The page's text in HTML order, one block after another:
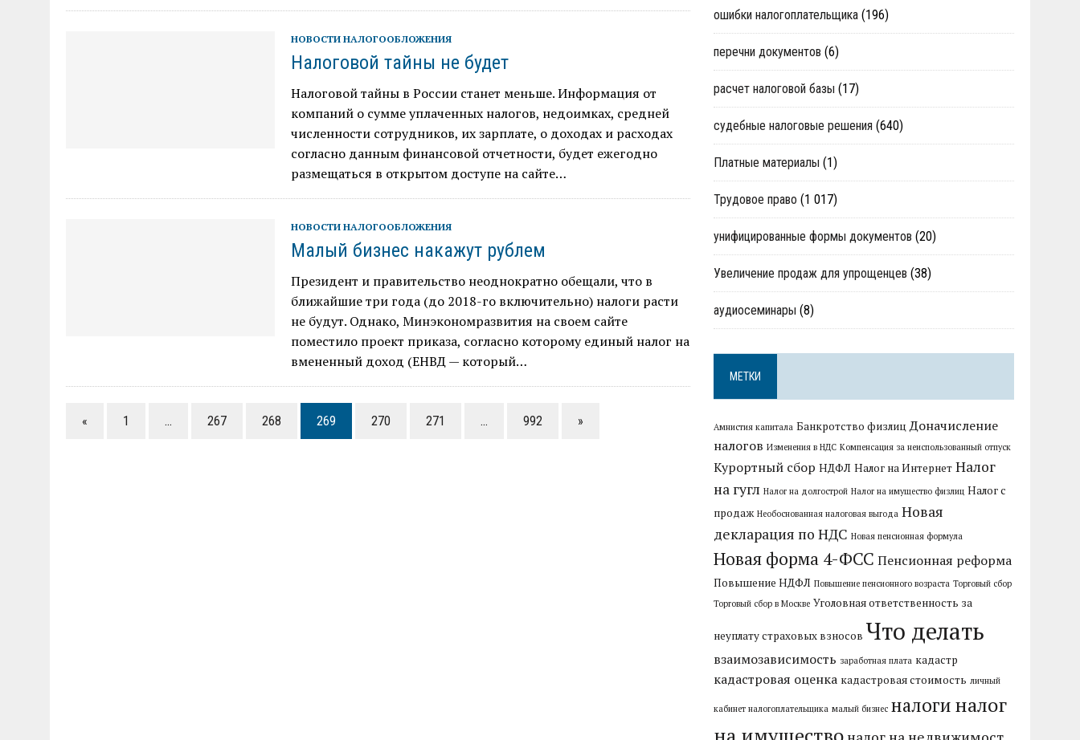
НОВОСТИ НАЛОГООБЛОЖЕНИЯ
Налоговой тайны не будет
Налоговой тайны в России станет меньше. Информация от
компаний о сумме уплаченных налогов, недоимках, средней
численности сотрудников, их зарплате, о доходах и расходах
согласно данным финансовой отчетности, будет ежегодно
размещаться в открытом доступе на сайте…
НОВОСТИ НАЛОГООБЛОЖЕНИЯ
Малый бизнес накажут рублем
Президент и правительство неоднократно обещали, что в
ближайшие три года (до 2018-го включительно) налоги расти
не будут. Однако, Минэкономразвития на своем сайте
поместило проект приказа, согласно которому единый налог на
вмененный доход (ЕНВД — который…
« 1 … 267 268 269 270 271 … 992 »
ошибки налогоплательщика (196)
перечни документов (6)
расчет налоговой базы (17)
судебные налоговые решения (640)
Платные материалы (1)
Трудовое право (1 017)
унифицированные формы документов (20)
Увеличение продаж для упрощенцев (38)
аудиосеминары (8)
МЕТКИ
Амнистия капитала Банкротство физлиц Доначисление
налогов Изменения в НДС Компенсация за неиспользованный отпуск
Курортный сбор НДФЛ Налог на Интернет Налог
на гугл Налог на долгострой Налог на имущество физлиц Налог с
продаж Необоснованная налоговая выгода Новая
декларация по НДС Новая пенсионная формула
Новая форма 4-ФСС Пенсионная реформа
Повышение НДФЛ Повышение пенсионного возраста Торговый сбор
Торговый сбор в Москве Уголовная ответственность за
неуплату страховых взносов Что делать
взаимозависимость заработная плата кадастр
кадастровая оценка кадастровая стоимость личный
кабинет налогоплательщика малый бизнес налоги налог